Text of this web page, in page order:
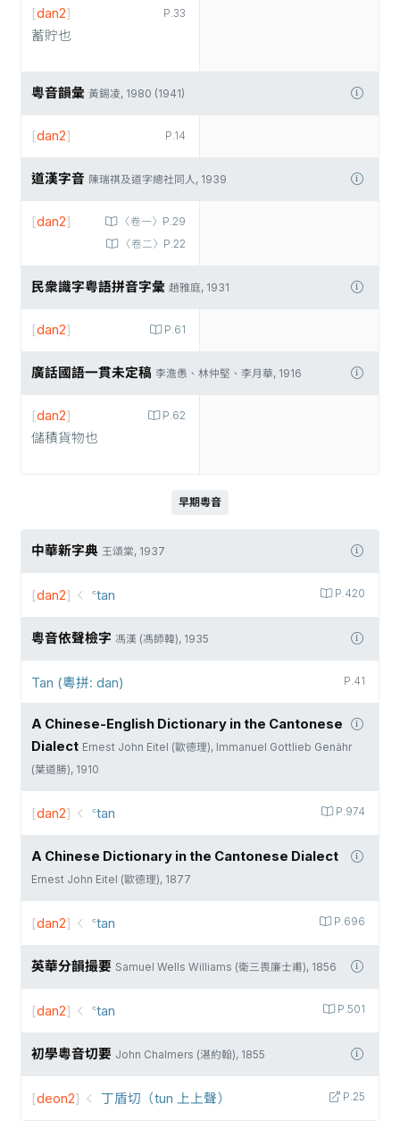
P.33
[dan2]
蓄貯也
粵音韻彙 黃錫凌, 1980 (1941)
P.14
[dan2]
道漢字音 陳瑞祺及道字總社同人, 1939
〈卷一〉P.29
〈卷二〉P.22
[dan2]
民衆識字粤語拼音字彙 趙雅庭, 1931
P.61
[dan2]
廣話國語一貫未定稿 李澹愚、林仲堅、李月華, 1916
P.62
[dan2]
儲積貨物也
早期粵音
中華新字典 王頌棠, 1937
P.420
[dan2] ꜂tan
粵音依聲檢字 馮漢 (馮師韓), 1935
P.41
Tan (粵拼: dan)
A Chinese-English Dictionary in the Cantonese
Dialect Ernest John Eitel (歐德理), Immanuel Gottlieb Genähr
(葉道勝), 1910
P.974
[dan2] ꜂tan
A Chinese Dictionary in the Cantonese Dialect
Ernest John Eitel (歐德理), 1877
P.696
[dan2] ꜂tan
英華分韻撮要 Samuel Wells Williams (衛三畏廉士甫), 1856
P.501
[dan2] ꜂tan
初學粵音切要 John Chalmers (湛約翰), 1855
P.25
[deon2] 丁盾切（tun 上上聲）